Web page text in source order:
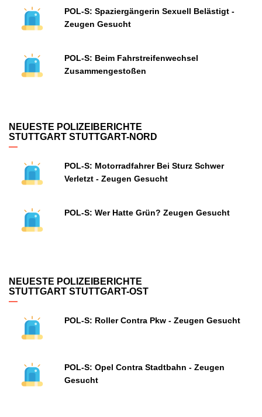
POL-S: Spaziergängerin Sexuell Belästigt -
Zeugen Gesucht
POL-S: Beim Fahrstreifenwechsel
Zusammengestoßen
NEUESTE POLIZEIBERICHTE
STUTTGART STUTTGART-NORD
POL-S: Motorradfahrer Bei Sturz Schwer
Verletzt - Zeugen Gesucht
POL-S: Wer Hatte Grün? Zeugen Gesucht
NEUESTE POLIZEIBERICHTE
STUTTGART STUTTGART-OST
POL-S: Roller Contra Pkw - Zeugen Gesucht
POL-S: Opel Contra Stadtbahn - Zeugen
Gesucht